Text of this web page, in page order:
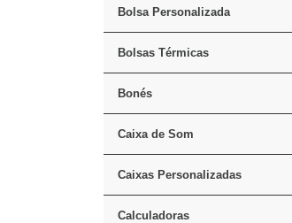
Bolsa Personalizada
Bolsas Térmicas
Bonés
Caixa de Som
Caixas Personalizadas
Calculadoras